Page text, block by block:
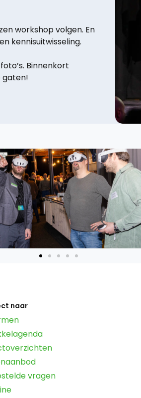
workshop volgen. En
kennisuitwisseling.
Binnenkort
gaten!
naar
vragen